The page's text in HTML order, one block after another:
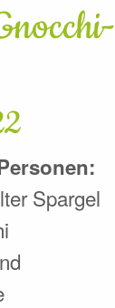
Spargel